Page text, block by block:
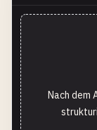
Nach dem